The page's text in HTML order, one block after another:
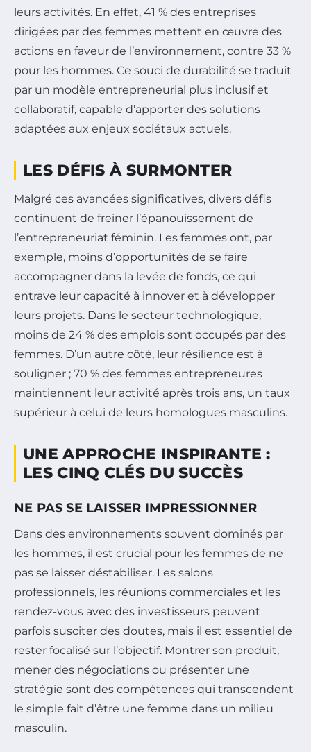
leurs activités. En effet, 41 % des entreprises
dirigées par des femmes mettent en œuvre des
actions en faveur de l’environnement, contre 33 %
pour les hommes. Ce souci de durabilité se traduit
par un modèle entrepreneurial plus inclusif et
collaboratif, capable d’apporter des solutions
adaptées aux enjeux sociétaux actuels.
LES DÉFIS À SURMONTER
Malgré ces avancées significatives, divers défis
continuent de freiner l’épanouissement de
l’entrepreneuriat féminin. Les femmes ont, par
exemple, moins d’opportunités de se faire
accompagner dans la levée de fonds, ce qui
entrave leur capacité à innover et à développer
leurs projets. Dans le secteur technologique,
moins de 24 % des emplois sont occupés par des
femmes. D’un autre côté, leur résilience est à
souligner ; 70 % des femmes entrepreneures
maintiennent leur activité après trois ans, un taux
supérieur à celui de leurs homologues masculins.
UNE APPROCHE INSPIRANTE :
LES CINQ CLÉS DU SUCCÈS
NE PAS SE LAISSER IMPRESSIONNER
Dans des environnements souvent dominés par
les hommes, il est crucial pour les femmes de ne
pas se laisser déstabiliser. Les salons
professionnels, les réunions commerciales et les
rendez-vous avec des investisseurs peuvent
parfois susciter des doutes, mais il est essentiel de
rester focalisé sur l’objectif. Montrer son produit,
mener des négociations ou présenter une
stratégie sont des compétences qui transcendent
le simple fait d’être une femme dans un milieu
masculin.